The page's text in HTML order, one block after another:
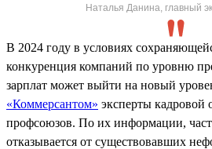
Наталья Данина, главный
В 2024 году в условиях
конкуренция компаний по уровню
зарплат может выйти на новый
«Коммерсантом» эксперты кадровой
профсоюзов. По их информации,
отказывается от существовавших